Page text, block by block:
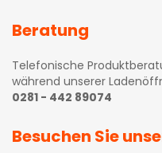
Beratung
Telefonische
während unserer
0281 - 442 89074
Besuchen Sie